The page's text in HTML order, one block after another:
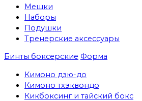
Мешки
Наборы
Подушки
Тренерские аксессуары
Бинты боксерские Форма
Кимоно дзю-до
Кимоно тхэквондо
Кикбоксинг и тайский бокс